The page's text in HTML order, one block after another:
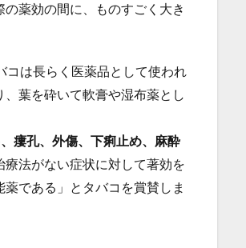
薬効の間に、ものすごく大き
コは長らく医薬品として使われ
葉を砕いて軟膏や湿布薬とし
瘻孔、外傷、下痢止め、麻酔
法がない症状に対して著効を
である」とタバコを賞賛しま